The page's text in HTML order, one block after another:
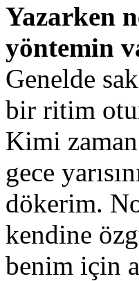
Yazarken
yöntemin
Genelde
bir ritim
Kimi
gece
dökerim.
kendine
benim için